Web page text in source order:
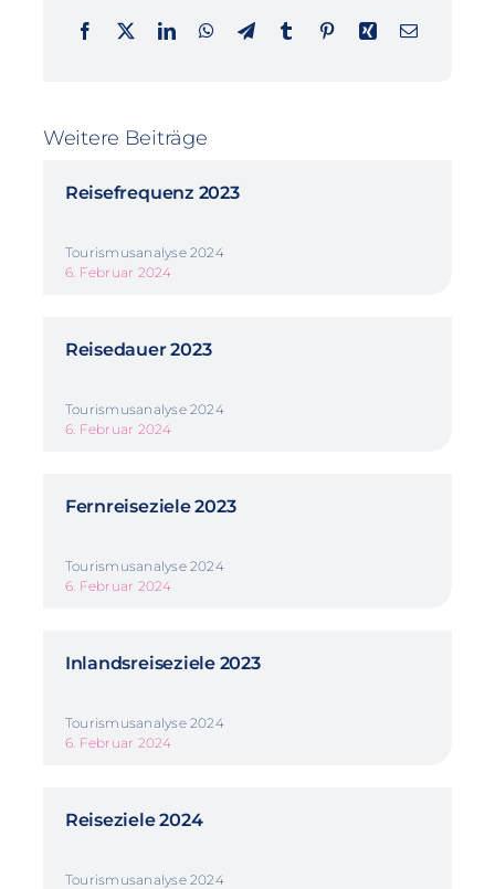
Weitere Beiträge
Reisefrequenz 2023
Tourismusanalyse 2024
6. Februar 2024
Reisedauer 2023
Tourismusanalyse 2024
6. Februar 2024
Fernreiseziele 2023
Tourismusanalyse 2024
6. Februar 2024
Inlandsreiseziele 2023
Tourismusanalyse 2024
6. Februar 2024
Reiseziele 2024
Tourismusanalyse 2024